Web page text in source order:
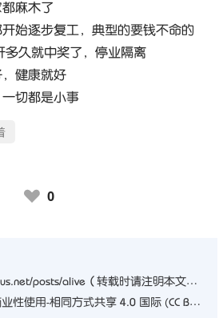
麻木了
始逐步复工，典型的要钱不命的
多久就中奖了，停业隔离
健康就好
切都是小事
♥ 0
posts/alive （转载时请注明本文出处及文章链接）
使用-相同方式共享 4.0 国际 (CC BY-NC-SA 4.0)